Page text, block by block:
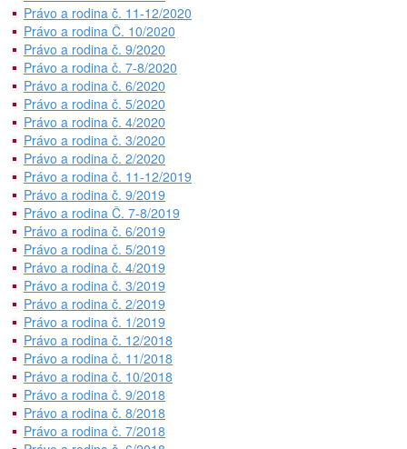
Právo a rodina č. 11-12/2020
Právo a rodina Č. 10/2020
Právo a rodina č. 9/2020
Právo a rodina č. 7-8/2020
Právo a rodina č. 6/2020
Právo a rodina č. 5/2020
Právo a rodina č. 4/2020
Právo a rodina č. 3/2020
Právo a rodina č. 2/2020
Právo a rodina č. 11-12/2019
Právo a rodina č. 9/2019
Právo a rodina Č. 7-8/2019
Právo a rodina č. 6/2019
Právo a rodina č. 5/2019
Právo a rodina č. 4/2019
Právo a rodina č. 3/2019
Právo a rodina č. 2/2019
Právo a rodina č. 1/2019
Právo a rodina č. 12/2018
Právo a rodina č. 11/2018
Právo a rodina č. 10/2018
Právo a rodina č. 9/2018
Právo a rodina č. 8/2018
Právo a rodina č. 7/2018